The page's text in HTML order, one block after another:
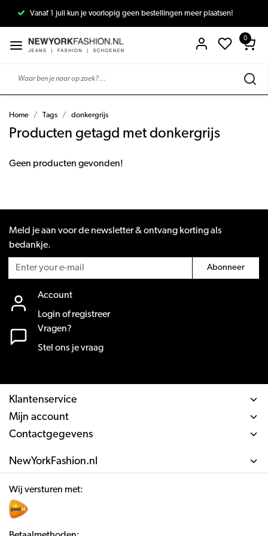
Vanaf 1 juli kun je voorlopig geen bestellingen meer plaatsen!
0
Home Tags donkergrijs
Producten getagd met donkergrijs
Geen producten gevonden!
Meld je aan voor de newsletter & ontvang korting als
bedankje.
Abonneer
Account
Login of registreer
Vragen?
Stel ons je vraag
Klantenservice
Mijn account
Contactgegevens
NewYorkFashion.nl
Wij versturen met: